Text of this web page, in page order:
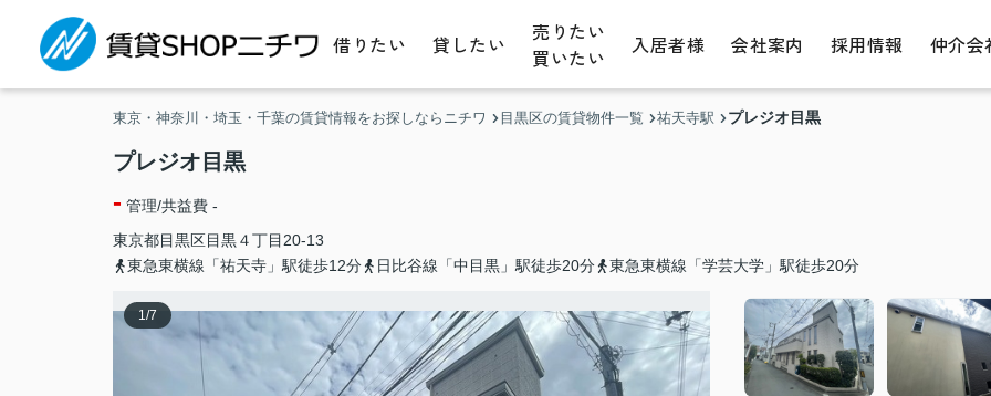
借りたい 貸したい
売りたい
買いたい
入居者様 会社案内 採用情報 仲介会
東京・神奈川・埼玉・千葉の賃貸情報をお探しならニチワ 目黒区の賃貸物件一覧 祐天寺駅 プレジオ目黒
プレジオ目黒
- 管理/共益費 -
東京都目黒区目黒４丁目20-13
東急東横線「祐天寺」駅徒歩12分
日比谷線「中目黒」駅徒歩20分 東急東横線「学芸大学」駅徒歩20分
1/7